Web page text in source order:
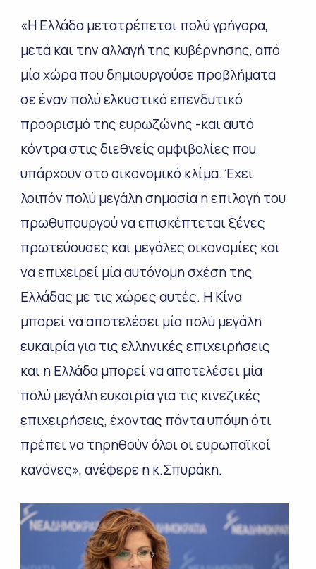
«Η Ελλάδα μετατρέπεται πολύ γρήγορα,
μετά και την αλλαγή της κυβέρνησης, από
μία χώρα που δημιουργούσε προβλήματα
σε έναν πολύ ελκυστικό επενδυτικό
προορισμό της ευρωζώνης -και αυτό
κόντρα στις διεθνείς αμφιβολίες που
υπάρχουν στο οικονομικό κλίμα. Έχει
λοιπόν πολύ μεγάλη σημασία η επιλογή του
πρωθυπουργού να επισκέπτεται ξένες
πρωτεύουσες και μεγάλες οικονομίες και
να επιχειρεί μία αυτόνομη σχέση της
Ελλάδας με τις χώρες αυτές. Η Κίνα
μπορεί να αποτελέσει μία πολύ μεγάλη
ευκαιρία για τις ελληνικές επιχειρήσεις
και η Ελλάδα μπορεί να αποτελέσει μία
πολύ μεγάλη ευκαιρία για τις κινεζικές
επιχειρήσεις, έχοντας πάντα υπόψη ότι
πρέπει να τηρηθούν όλοι οι ευρωπαϊκοί
κανόνες», ανέφερε η κ.Σπυράκη.